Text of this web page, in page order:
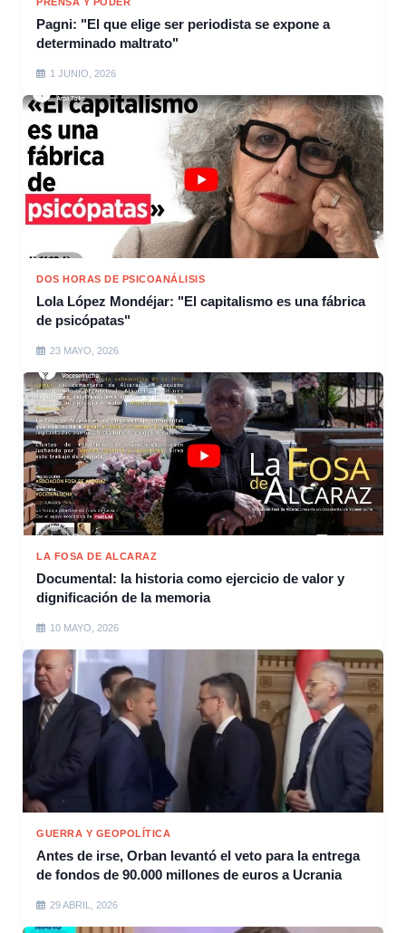
PRENSA Y PODER
Pagni: "El que elige ser periodista se expone a
determinado maltrato"
1 JUNIO, 2026
DOS HORAS DE PSICOANÁLISIS
Lola López Mondéjar: "El capitalismo es una fábrica
de psicópatas"
23 MAYO, 2026
LA FOSA DE ALCARAZ
Documental: la historia como ejercicio de valor y
dignificación de la memoria
10 MAYO, 2026
GUERRA Y GEOPOLÍTICA
Antes de irse, Orban levantó el veto para la entrega
de fondos de 90.000 millones de euros a Ucrania
29 ABRIL, 2026